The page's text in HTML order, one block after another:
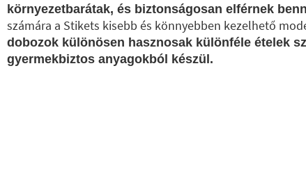
környezetbarátak, és biztonságosan elférnek
számára a Stikets kisebb és könnyebben kezelhető
dobozok különösen hasznosak különféle ételek
gyermekbiztos anyagokból készül.